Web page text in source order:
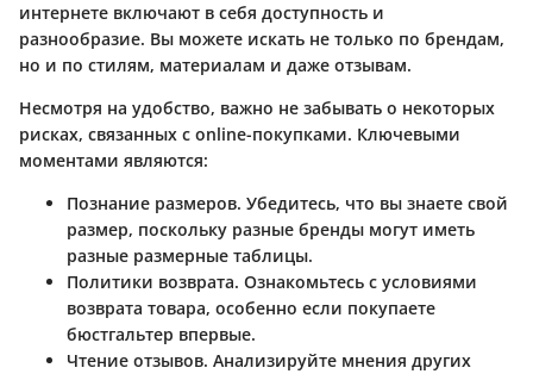
интернете включают в себя доступность и
разнообразие. Вы можете искать не только по брендам,
но и по стилям, материалам и даже отзывам.
Несмотря на удобство, важно не забывать о некоторых
рисках, связанных с online-покупками. Ключевыми
моментами являются:
Познание размеров. Убедитесь, что вы знаете свой
размер, поскольку разные бренды могут иметь
разные размерные таблицы.
Политики возврата. Ознакомьтесь с условиями
возврата товара, особенно если покупаете
бюстгальтер впервые.
Чтение отзывов. Анализируйте мнения других